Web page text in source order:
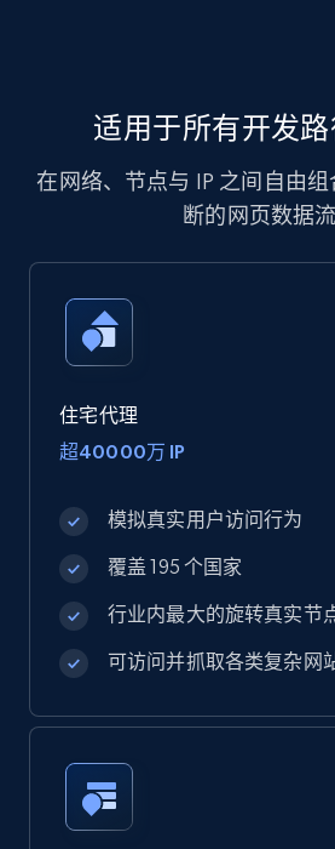
适用于所有开发
在网络、节点与 IP 之间自由
断的网页数据流
住宅代理
超40000万 IP
模拟真实用户访问行为
覆盖 195 个国家
行业内最大的旋转真实节
可访问并抓取各类复杂网